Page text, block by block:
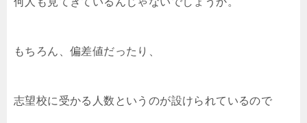
もちろん、偏差値だったり、
志望校に受かる人数というのが設けられているので